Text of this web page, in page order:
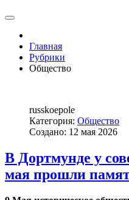
Главная
Рубрики
Общество
russkoepole
Категория: Общество
Создано: 12 мая 2026
В Дортмунде у
мая прошли